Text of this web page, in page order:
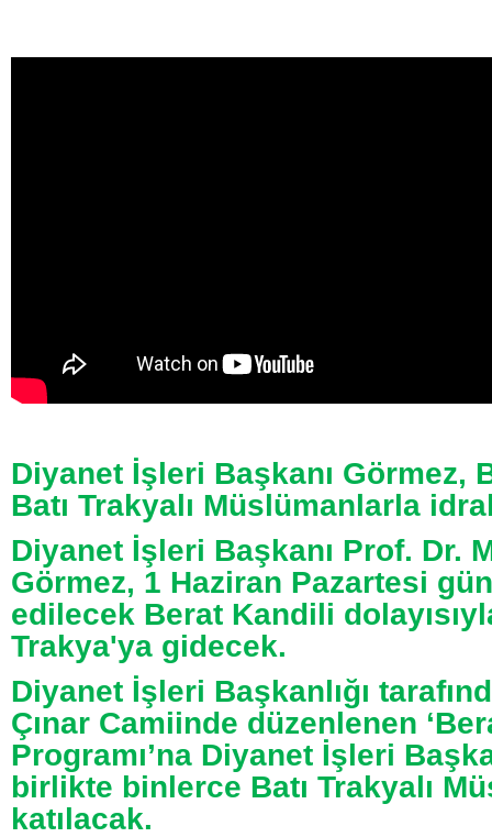
Diyanet İşleri Başkanı Görmez,
Batı Trakyalı Müslümanlarla
Diyanet İşleri Başkanı Prof. Dr.
Görmez, 1 Haziran Pazartesi
edilecek Berat Kandili
Trakya'ya gidecek.
Diyanet İşleri Başkanlığı
Çınar Camiinde düzenlenen
Programı’na Diyanet İşleri
birlikte binlerce Batı Trakyalı
katılacak.